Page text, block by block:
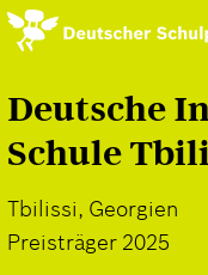
Direkt
zum
Deutsche
Schule
Tbilissi, Georgien
Preisträger 2025